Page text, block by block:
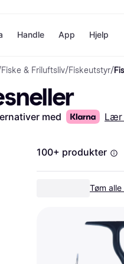
Betal i 3
Betal innen
Vipps
Handle
Butikker
App Hjelp
Fiske & Friluftsliv/Fiskeutstyr/
med Lær
100+ produkter
Tøm